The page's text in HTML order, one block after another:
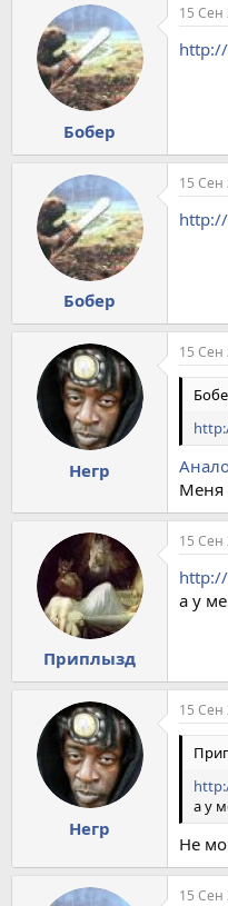
Бобер
15 Сен
Бобер
15 Сен
Негр
15 Сен
Меня
Приплызд
15 Сен
а у
Негр
15 Сен
а у
Не
15 Сен